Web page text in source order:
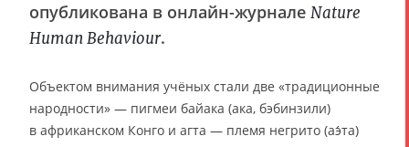
опубликована в онлайн-журнале Nature
Human Behaviour.
Объектом внимания учёных стали две «традиционные
народности» — пигмеи байака (ака, бэбинзили)
в африканском Конго и агта — племя негрито (аэ́та)